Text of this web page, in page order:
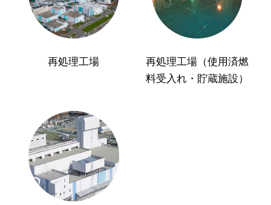
再処理工場
再処理工場（使用済燃
料受入れ・貯蔵施設）